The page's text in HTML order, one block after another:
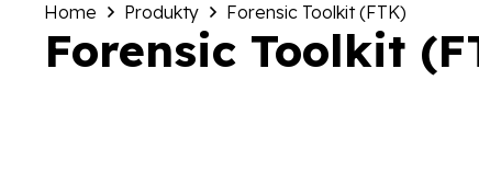
Home Produkty Forensic Toolkit (FTK)
Forensic Toolkit